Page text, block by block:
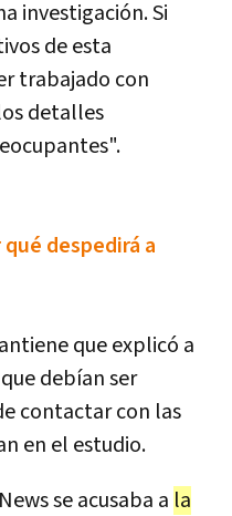
investigación. Si
de esta
trabajado con
detalles
despedirá a
que explicó a
debían ser
contactar con las
en el estudio.
se acusaba a la